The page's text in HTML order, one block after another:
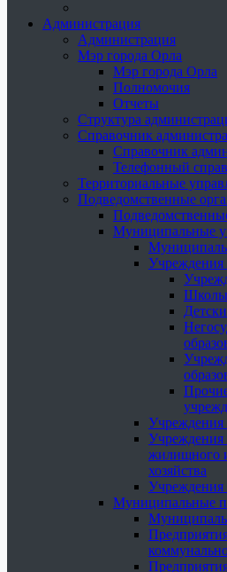
Администрация
Администрация
Мэр города Орла
Мэр города Орла
Полномочия
Отчеты
Структура
Справочник
Справочник
Телефонный
Территориальные
Подведомственные
Муниципальные
Учреждения
Школы
Учреждения
Учреждения
жилищного
хозяйства
Учреждения
Муниципальные